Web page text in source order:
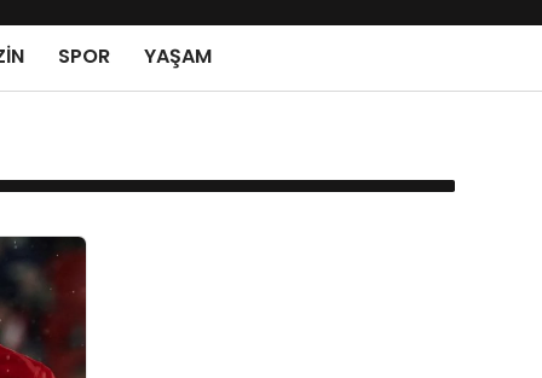
SPOR YAŞAM